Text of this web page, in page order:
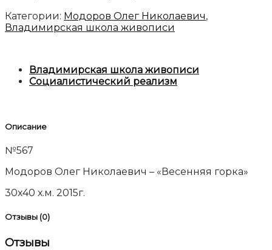
Категории: Модоров Олег Николаевич,
Владимирская школа живописи
Владимирская школа живописи
Социалистический реализм
Описание
№567
Модоров Олег Николаевич – «Весенняя горка»
30х40 х.м. 2015г.
Отзывы (0)
Отзывы